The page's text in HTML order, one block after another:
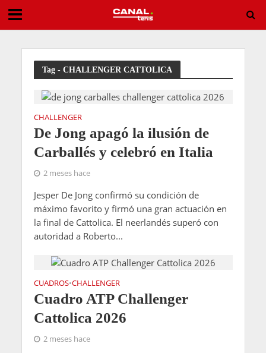
Horario, televisión y dónde ver ATP Montreal 2026: Mérida – Griekspoor
Tag - CHALLENGER CATTOLICA
CHALLENGER
De Jong apagó la ilusión de
Carballés y celebró en Italia
2 meses hace
Jesper De Jong confirmó su condición de
máximo favorito y firmó una gran actuación en
la final de Cattolica. El neerlandés superó con
autoridad a Roberto...
CUADROS•CHALLENGER
Cuadro ATP Challenger
Cattolica 2026
2 meses hace